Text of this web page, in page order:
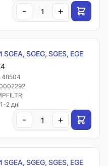
- +
SGEG, SGES, EGE
48504
2 дні
- +
SGEG, SGES, EGE